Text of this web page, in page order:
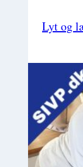
Lyt og